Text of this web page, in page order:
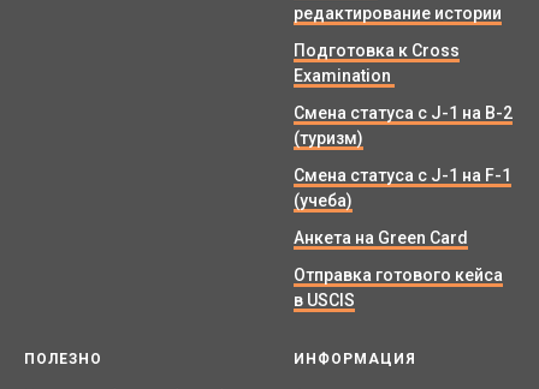
редактирование истории
Подготовка к Cross
Examination
Смена статуса с J-1 на B-2
(туризм)
Смена статуса с J-1 на F-1
(учеба)
Анкета на Green Card
Отправка готового кейса
в USCIS
ПОЛЕЗНО ИНФОРМАЦИЯ